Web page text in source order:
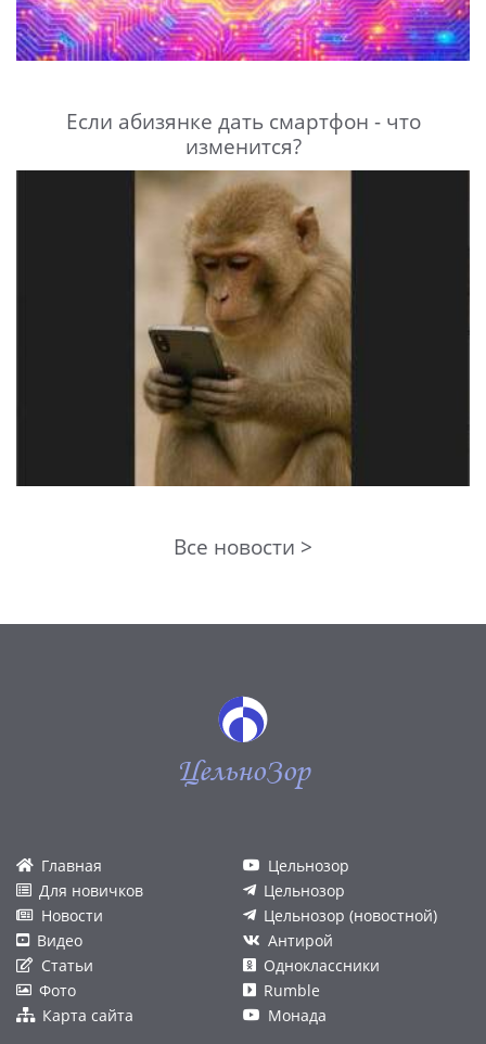
Если абизянке дать смартфон - что
изменится?
Все новости >
ЦельноЗор
Главная
Для новичков
Новости
Видео
Статьи
Фото
Карта сайта
Цельнозор
Цельнозор
Цельнозор (новостной)
Антирой
Одноклассники
Rumble
Монада